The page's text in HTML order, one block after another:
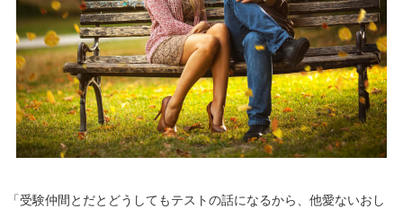
「受験仲間とだとどうしてもテストの話になるから、他愛ないおし